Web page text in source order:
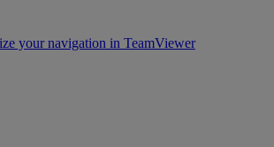
your navigation in TeamViewer